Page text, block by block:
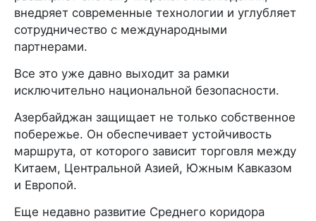
внедряет современные технологии и углубляет
сотрудничество с международными
партнерами.
Все это уже давно выходит за рамки
исключительно национальной безопасности.
Азербайджан защищает не только собственное
побережье. Он обеспечивает устойчивость
маршрута, от которого зависит торговля между
Китаем, Центральной Азией, Южным Кавказом
и Европой.
Еще недавно развитие Среднего коридора